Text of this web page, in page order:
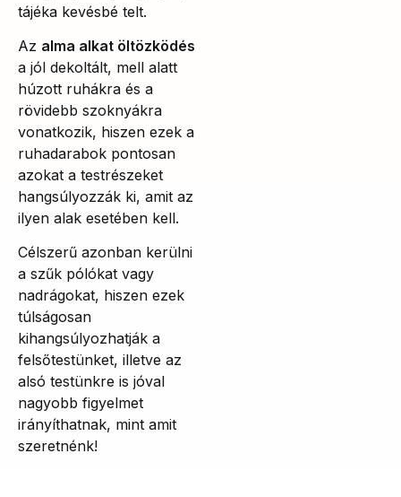
tájéka kevésbé telt.
Az alma alkat öltözködés
a jól dekoltált, mell alatt
húzott ruhákra és a
rövidebb szoknyákra
vonatkozik, hiszen ezek a
ruhadarabok pontosan
azokat a testrészeket
hangsúlyozzák ki, amit az
ilyen alak esetében kell.
Célszerű azonban kerülni
a szűk pólókat vagy
nadrágokat, hiszen ezek
túlságosan
kihangsúlyozhatják a
felsőtestünket, illetve az
alsó testünkre is jóval
nagyobb figyelmet
irányíthatnak, mint amit
szeretnénk!